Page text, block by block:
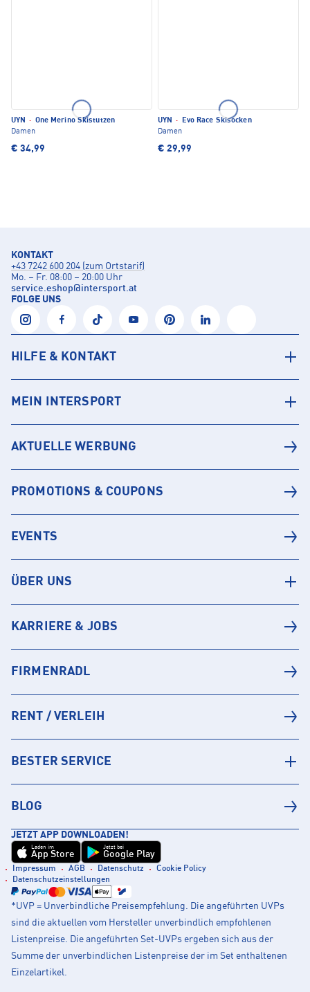
UYN · One Merino Skistutzen
Damen
€ 34,99
UYN ·
Evo Race Skisocken
Damen
€ 29,99
KONTAKT
+43 7242 600 204 (zum Ortstarif)
Mo. – Fr. 08:00 – 20:00 Uhr
service.eshop@intersport.at
FOLGE UNS
HILFE & KONTAKT
MEIN INTERSPORT
AKTUELLE WERBUNG
PROMOTIONS & COUPONS
EVENTS
ÜBER UNS
KARRIERE & JOBS
FIRMENRADL
RENT / VERLEIH
BESTER SERVICE
BLOG
JETZT APP DOWNLOADEN!
Laden im
App Store
Jetzt bei
Google Play
Impressum AGB Datenschutz
Cookie Policy
Datenschutzeinstellungen
*UVP = Unverbindliche Preisempfehlung. Die angeführten UVPs
sind die aktuellen vom Hersteller unverbindlich empfohlenen
Listenpreise. Die angeführten Set-UVPs ergeben sich aus der
Summe der unverbindlichen Listenpreise der im Set enthaltenen
Einzelartikel.